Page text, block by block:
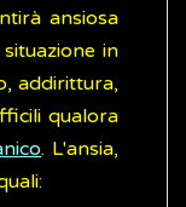
ansiosa
in
addirittura,
qualora
. L'ansia,